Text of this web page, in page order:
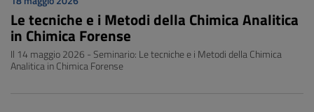
Le tecniche e i Metodi della Chimica Analitica
in Chimica Forense
Il 14 maggio 2026 - Seminario: Le tecniche e i Metodi della Chimica
Analitica in Chimica Forense